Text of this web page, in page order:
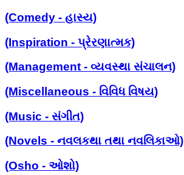
(Comedy - હાસ્ય)
(Inspiration - પ્રેરણાત્મક)
(Management - વ્યવસ્થા સંચાલન)
(Miscellaneous - વિવિધ વિષય)
(Music - સંગીત)
(Novels - નવલકથા તથા નવલિકાઓ)
(Osho - ઓશો)